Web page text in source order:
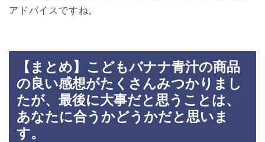
アドバイスですね。
【まとめ】こどもバナナ青汁の商品
の良い感想がたくさんみつかりまし
たが、最後に大事だと思うことは、
あなたに合うかどうかだと思いま
す。